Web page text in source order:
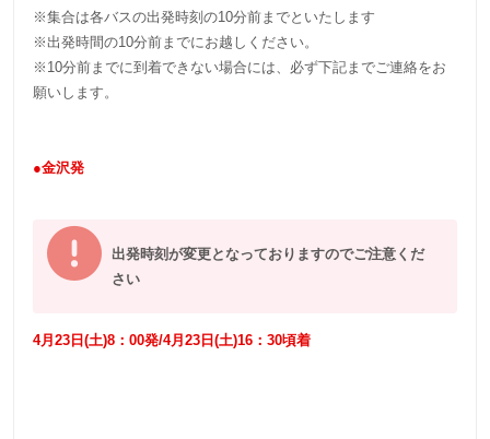
※集合は各バスの出発時刻の10分前までといたします
※出発時間の10分前までにお越しください。
※10分前までに到着できない場合には、必ず下記までご連絡をお
願いします。
●金沢発
出発時刻が変更となっておりますのでご注意くだ
さい
4月23日(土)8：00発/4月23日(土)16：30頃着